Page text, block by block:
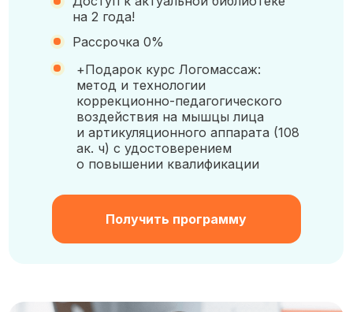
Получить программу
Рассрочка 0%
+Подарок курс Логомассаж:
метод и технологии
коррекционно-педагогического
воздействия на мышцы лица
и артикуляционного аппарата (108
ак. ч) с удостоверением
о повышении квалификации
на 2 года!